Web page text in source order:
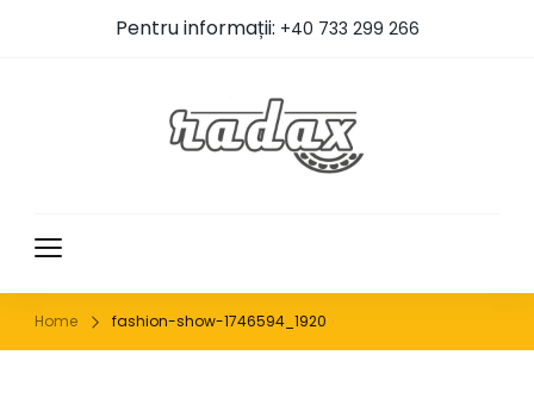
Pentru informații: +40 733 299 266
Home fashion-show-1746594_1920